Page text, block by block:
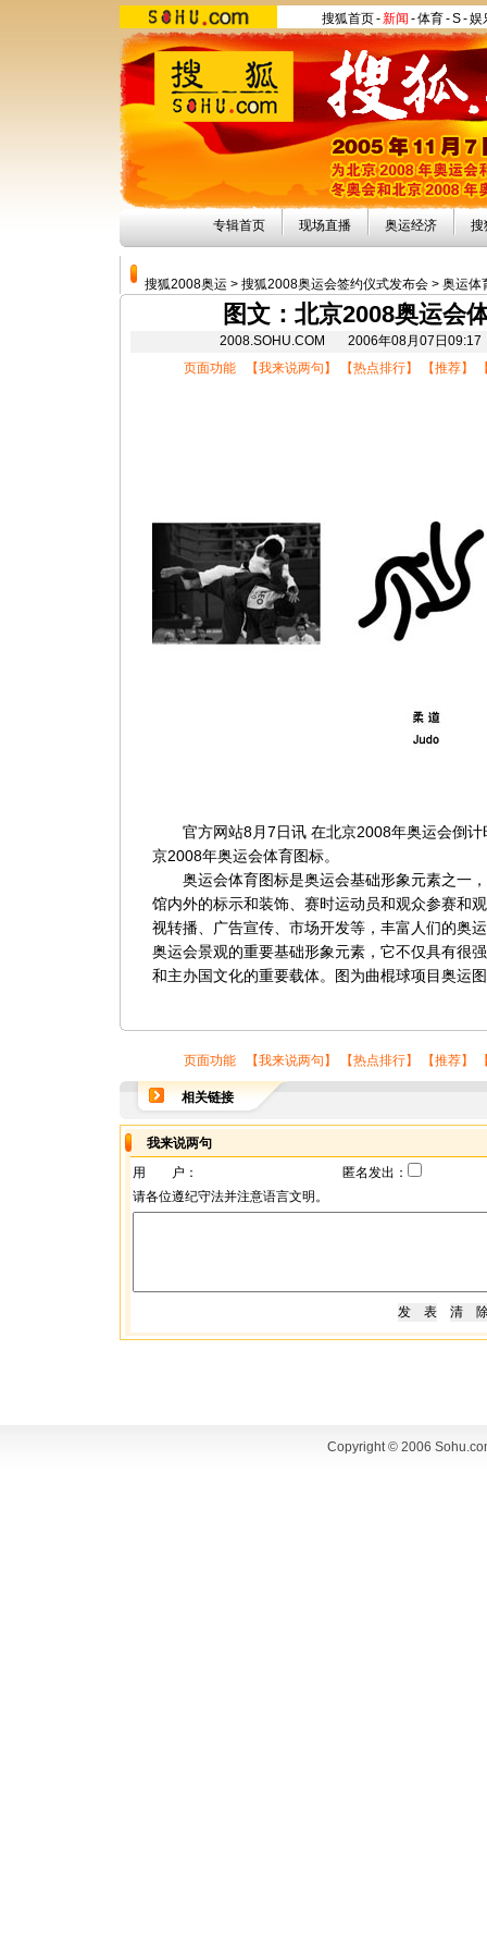
搜狐首页-新闻 -体育-S-娱
专辑首页 现场直播 奥运经济 搜
搜狐2008奥运 > 搜狐2008奥运会签约仪式发布会 > 奥运体
图文：北京2008奥运会
2008.SOHU.COM 2006年08月07日
页面功能 【我来说两句 】 【热点排行】 【推荐】
官方网站8月7日讯 在北京2008年奥运会倒计
京2008年奥运会体育图标。
奥运会体育图标是奥运会基础形象元素之一，
馆内外的标示和装饰、赛时运动员和观众参赛和
视转播、广告宣传、市场开发等，丰富人们的奥
奥运会景观的重要基础形象元素，它不仅具有很
和主办国文化的重要载体。图为曲棍球项目奥运
页面功能 【我来说两句 】 【热点排行】 【推荐】
相关链接
我来说两句
用 户：
匿名发出：
请各位遵纪守法并注意语言文明。
Copyright © 2006